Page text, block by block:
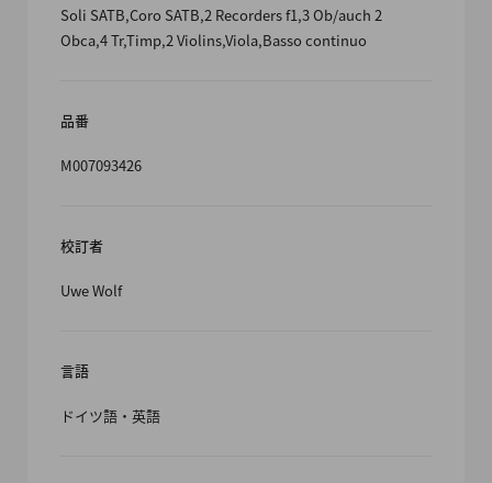
Soli SATB,Coro SATB,2 Recorders f1,3 Ob/auch 2
Obca,4 Tr,Timp,2 Violins,Viola,Basso continuo
品番
M007093426
校訂者
Uwe Wolf
言語
ドイツ語・英語